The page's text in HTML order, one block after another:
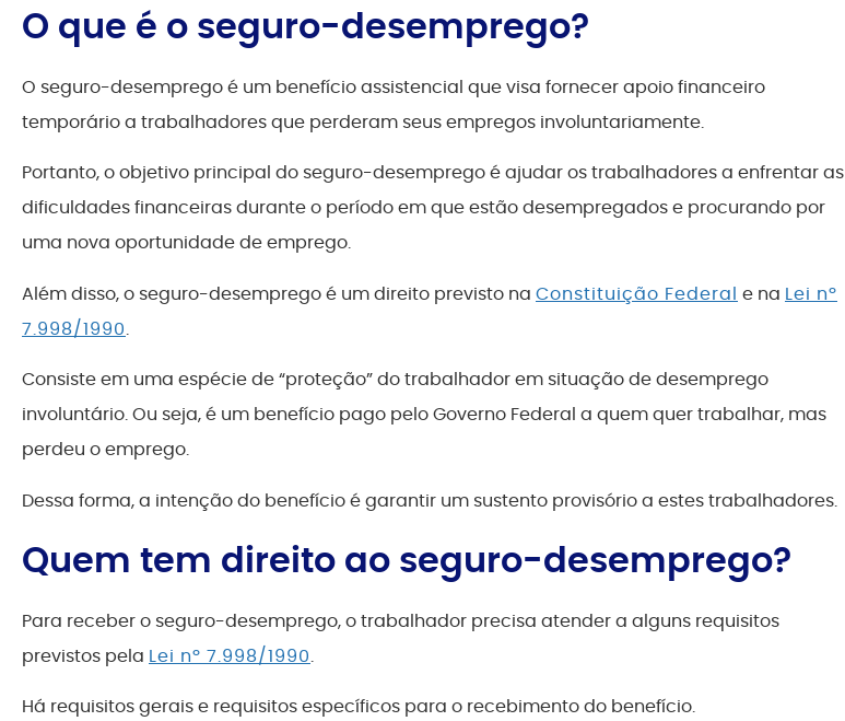
O que é o seguro-desemprego?
O seguro-desemprego é um benefício assistencial que visa fornecer apoio financeiro
temporário a trabalhadores que perderam seus empregos involuntariamente.
Portanto, o objetivo principal do seguro-desemprego é ajudar os trabalhadores a enfrentar as
dificuldades financeiras durante o período em que estão desempregados e procurando por
uma nova oportunidade de emprego.
Além disso, o seguro-desemprego é um direito previsto na Constituição Federal e na Lei nº
7.998/1990.
Consiste em uma espécie de “proteção” do trabalhador em situação de desemprego
involuntário. Ou seja, é um benefício pago pelo Governo Federal a quem quer trabalhar, mas
perdeu o emprego.
Dessa forma, a intenção do benefício é garantir um sustento provisório a estes trabalhadores.
Quem tem direito ao seguro-desemprego?
Para receber o seguro-desemprego, o trabalhador precisa atender a alguns requisitos
previstos pela Lei nº 7.998/1990.
Há requisitos gerais e requisitos específicos para o recebimento do benefício.